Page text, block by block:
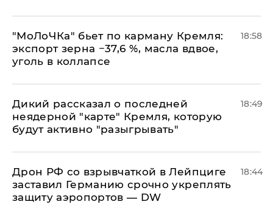
​"МоЛоЧКа" бьет по карману Кремля:
экспорт зерна −37,6 %, масла вдвое,
уголь в коллапсе
18:58
Дикий рассказал о последней
неядерной "карте" Кремля, которую
будут активно "разыгрывать"
18:49
​Дрон РФ со взрывчаткой в Лейпциге
заставил Германию срочно укреплять
защиту аэропортов — DW
18:44